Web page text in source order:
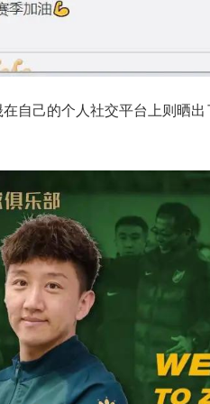
自己的个人社交平台上则晒